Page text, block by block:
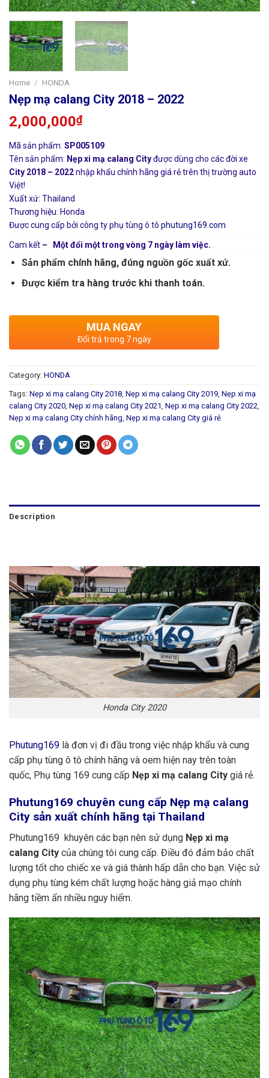
Home / HONDA
Nẹp mạ calang City 2018 – 2022
2,000,000₫
Mã sản phẩm: SP005109
Tên sản phẩm: Nẹp xi mạ calang Cityđược dùng cho các đời xe
City 2018 – 2022nhập khẩu chính hãng giá rẻ trên thị trường auto
Việt!
Xuất xứ: Thailand
Thương hiệu: Honda
Được cung cấp bởi công ty phụ tùng ô tô phutung169.com
Cam kết – Một đổi một trong vòng 7 ngày làm việc.
Sản phẩm chính hãng, đúng nguồn gốc xuất xứ.
Được kiểm tra hàng trước khi thanh toán.
MUA NGAY
Đổi trả trong 7 ngày
Category: HONDA
Tags: Nẹp xi mạ calang City 2018, Nẹp xi mạ calang City 2019, Nẹp xi mạ
calang City 2020, Nẹp xi mạ calang City 2021, Nẹp xi mạ calang City 2022,
Nẹp xi mạ calang City chính hãng, Nẹp xi mạ calang City giá rẻ
Description
Honda City 2020
Phutung169 là đơn vị đi đầu trong việc nhập khẩu và cung
cấp phụ tùng ô tô chính hãng và oem hiện nay trên toàn
quốc, Phụ tùng 169 cung cấp Nẹp xi mạ calang City giá rẻ.
Phutung169 chuyên cung cấp Nẹp mạ calang
City sản xuất chính hãng tại Thailand
Phutung169 khuyên các bạn nên sử dụng Nẹp xi mạ
calang City của chúng tôi cung cấp. Điều đó đảm bảo chất
lượng tốt cho chiếc xe và giá thành hấp dẫn cho bạn. Việc sử
dụng phụ tùng kém chất lượng hoặc hàng giả mạo chính
hãng tiềm ẩn nhiều nguy hiểm.